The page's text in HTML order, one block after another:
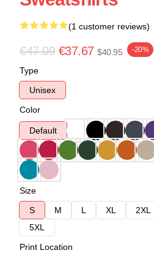
(1 customer reviews)
€47.09 €37.67 $40.95 -20%
Type
Unisex
Color
Default
Size
S
M L XL 2XL
5XL
Print Location